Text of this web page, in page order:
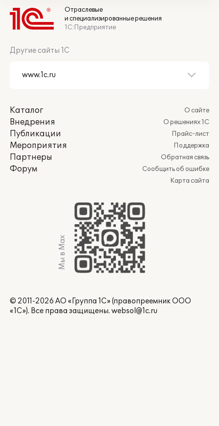
Отраслевые
и специализированные решения
1С:Предприятие
Другие сайты 1С
Каталог
Внедрения
Публикации
Мероприятия
Партнеры
Форум
О сайте
О решениях 1С
Прайс-лист
Поддержка
Обратная связь
Сообщить об ошибке
Карта сайта
Мы в Max
© 2011-2026 АО «Группа 1С» (правопреемник ООО
«1С»). Все права защищены. websol@1c.ru